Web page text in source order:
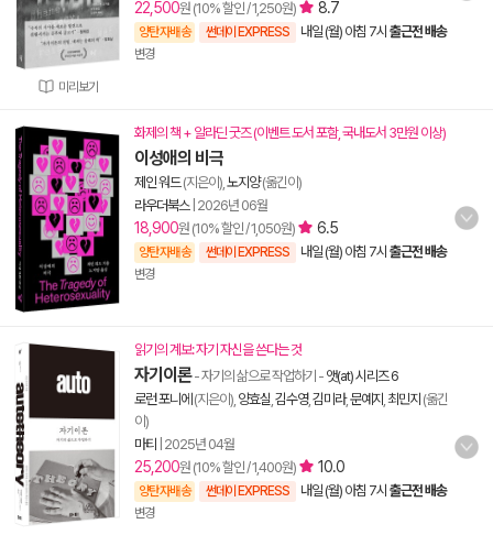
미리보기
22,500원 (10% 할인 / 1,250원) 8.7
양탄자배송 썬데이 EXPRESS 내일 (월) 아침 7시 출근전 배송
변경
화제의 책 + 알라딘 굿즈 (이벤트 도서 포함, 국내도서 3만원 이상)
이성애의 비극
제인 워드(지은이), 노지양(옮긴이)
라우더북스| 2026년 06월
18,900원 (10% 할인 / 1,050원) 6.5
양탄자배송 썬데이 EXPRESS 내일 (월) 아침 7시 출근전 배송
변경
읽기의 계보: 자기 자신을 쓴다는 것
자기이론- 자기의 삶으로 작업하기 - 앳(at) 시리즈 6
로런 포니에 (지은이), 양효실 김수영, 김미라,문예지 최민지 (옮긴
이)
마티
2025년 04월
25,200원 (10% 할인 / 1,400원) 10.0
양탄자배송 썬데이 EXPRESS 내일 (월) 아침 7시 출근전 배송
변경